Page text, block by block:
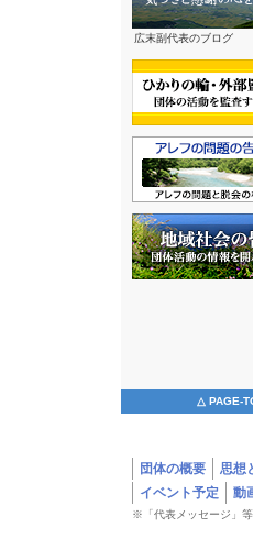
広末副代表のブログ
△ PAGE-
団体の概要 思想
イベント予定
動
※「代表メッセージ」等